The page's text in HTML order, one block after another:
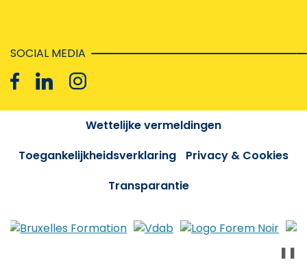
SOCIAL MEDIA
Wettelijke vermeldingen
Toegankelijkheidsverklaring
Privacy & Cookies
Transparantie
❚❚